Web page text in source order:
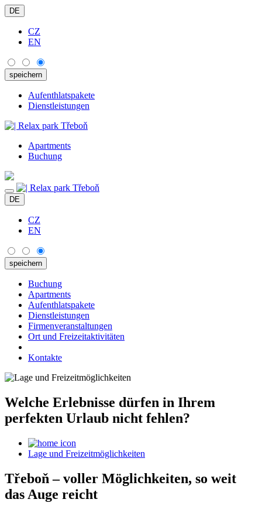
DE
CZ
EN
Aufenthlatspakete
Dienstleistungen
Apartments
Buchung
DE
CZ
EN
Buchung
Apartments
Aufenthlatspakete
Dienstleistungen
Firmenveranstaltungen
Ort und Freizeitaktivitäten
Kontakte
Welche Erlebnisse dürfen in Ihrem
perfekten Urlaub nicht fehlen?
Lage und Freizeitmöglichkeiten
Třeboň – voller Möglichkeiten, so weit
das Auge reicht